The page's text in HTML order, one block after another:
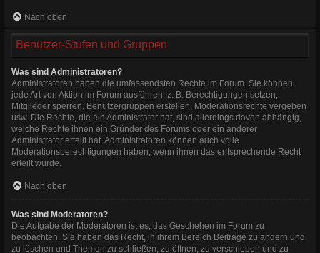
Nach oben
Benutzer-Stufen und Gruppen
Was sind Administratoren?
Administratoren haben die umfassendsten Rechte im Forum. Sie können
jede Art von Aktion im Forum ausführen; z. B. Berechtigungen setzen,
Mitglieder sperren, Benutzergruppen erstellen, Moderationsrechte vergeben
usw. Die Rechte, die ein Administrator hat, sind allerdings davon abhängig,
welche Rechte ihnen ein Gründer des Forums oder ein anderer
Administrator erteilt hat. Administratoren können auch volle
Moderationsberechtigungen haben, wenn ihnen das entsprechende Recht
erteilt wurde.
Nach oben
Was sind Moderatoren?
Die Aufgabe der Moderatoren ist es, das Geschehen im Forum zu
beobachten. Sie haben das Recht, in ihrem Bereich Beiträge zu ändern und
zu löschen und Themen zu schließen, zu öffnen, zu verschieben und zu